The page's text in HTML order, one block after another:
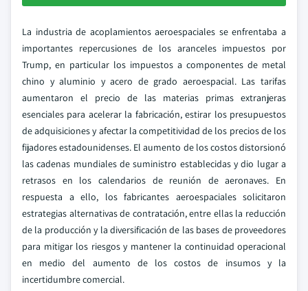
La industria de acoplamientos aeroespaciales se enfrentaba a
importantes repercusiones de los aranceles impuestos por
Trump, en particular los impuestos a componentes de metal
chino y aluminio y acero de grado aeroespacial. Las tarifas
aumentaron el precio de las materias primas extranjeras
esenciales para acelerar la fabricación, estirar los presupuestos
de adquisiciones y afectar la competitividad de los precios de los
fijadores estadounidenses. El aumento de los costos distorsionó
las cadenas mundiales de suministro establecidas y dio lugar a
retrasos en los calendarios de reunión de aeronaves. En
respuesta a ello, los fabricantes aeroespaciales solicitaron
estrategias alternativas de contratación, entre ellas la reducción
de la producción y la diversificación de las bases de proveedores
para mitigar los riesgos y mantener la continuidad operacional
en medio del aumento de los costos de insumos y la
incertidumbre comercial.